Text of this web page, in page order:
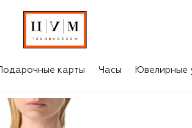
Подарочные карты Часы Ювелирные